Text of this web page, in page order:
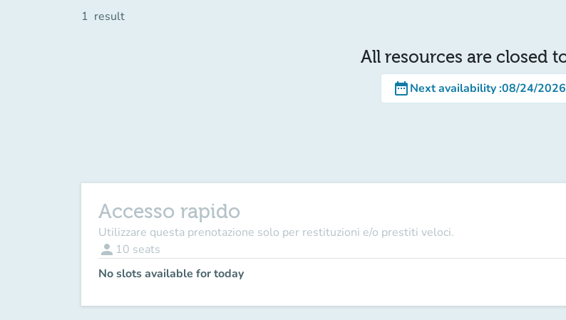
1 result
All resources are closed
date_rangeNext availability:08/24/2026
Accesso rapido
Utilizzare questa prenotazione solo per restituzioni e/o prestiti veloci.
person 10 seats
No slots available for today